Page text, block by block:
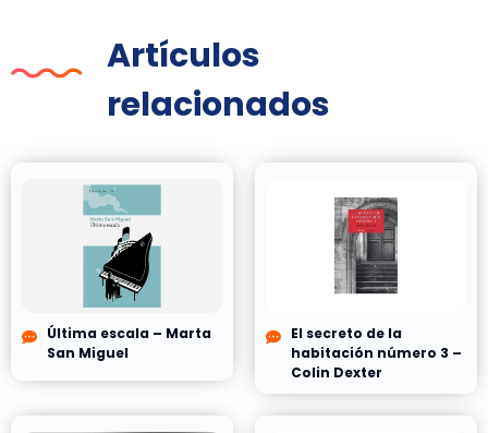
Artículos
relacionados
Última escala – Marta
San Miguel
El secreto de la
habitación número 3 –
Colin Dexter